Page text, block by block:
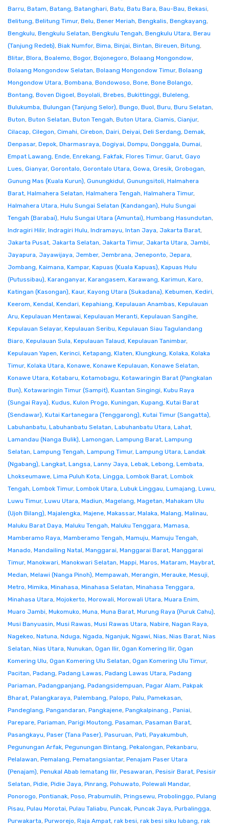
Barru, Batam, Batang, Batanghari, Batu, Batu Bara, Bau-Bau, Bekasi,
Belitung, Belitung Timur, Belu, Bener Meriah, Bengkalis, Bengkayang,
Bengkulu, Bengkulu Selatan, Bengkulu Tengah, Bengkulu Utara, Berau
(Tanjung Redeb), Biak Numfor, Bima, Binjai, Bintan, Bireuen, Bitung,
Blitar, Blora, Boalemo, Bogor, Bojonegoro, Bolaang Mongondow,
Bolaang Mongondow Selatan, Bolaang Mongondow Timur, Bolaang
Mongondow Utara, Bombana, Bondowoso, Bone, Bone Bolango,
Bontang, Boven Digoel, Boyolali, Brebes, Bukittinggi, Buleleng,
Bulukumba, Bulungan (Tanjung Selor), Bungo, Buol, Buru, Buru Selatan,
Buton, Buton Selatan, Buton Tengah, Buton Utara, Ciamis, Cianjur,
Cilacap, Cilegon, Cimahi, Cirebon, Dairi, Deiyai, Deli Serdang, Demak,
Denpasar, Depok, Dharmasraya, Dogiyai, Dompu, Donggala, Dumai,
Empat Lawang, Ende, Enrekang, Fakfak, Flores Timur, Garut, Gayo
Lues, Gianyar, Gorontalo, Gorontalo Utara, Gowa, Gresik, Grobogan,
Gunung Mas (Kuala Kurun), Gunungkidul, Gunungsitoli, Halmahera
Barat, Halmahera Selatan, Halmahera Tengah, Halmahera Timur,
Halmahera Utara, Hulu Sungai Selatan (Kandangan), Hulu Sungai
Tengah (Barabai), Hulu Sungai Utara (Amuntai), Humbang Hasundutan,
Indragiri Hilir, Indragiri Hulu, Indramayu, Intan Jaya, Jakarta Barat,
Jakarta Pusat, Jakarta Selatan, Jakarta Timur, Jakarta Utara, Jambi,
Jayapura, Jayawijaya, Jember, Jembrana, Jeneponto, Jepara,
Jombang, Kaimana, Kampar, Kapuas (Kuala Kapuas), Kapuas Hulu
(Putussibau), Karanganyar, Karangasem, Karawang, Karimun, Karo,
Katingan (Kasongan), Kaur, Kayong Utara (Sukadana), Kebumen, Kediri,
Keerom, Kendal, Kendari, Kepahiang, Kepulauan Anambas, Kepulauan
Aru, Kepulauan Mentawai, Kepulauan Meranti, Kepulauan Sangihe,
Kepulauan Selayar, Kepulauan Seribu, Kepulauan Siau Tagulandang
Biaro, Kepulauan Sula, Kepulauan Talaud, Kepulauan Tanimbar,
Kepulauan Yapen, Kerinci, Ketapang, Klaten, Klungkung, Kolaka, Kolaka
Timur, Kolaka Utara, Konawe, Konawe Kepulauan, Konawe Selatan,
Konawe Utara, Kotabaru, Kotamobagu, Kotawaringin Barat (Pangkalan
Bun), Kotawaringin Timur (Sampit), Kuantan Singingi, Kubu Raya
(Sungai Raya), Kudus, Kulon Progo, Kuningan, Kupang, Kutai Barat
(Sendawar), Kutai Kartanegara (Tenggarong), Kutai Timur (Sangatta),
Labuhanbatu, Labuhanbatu Selatan, Labuhanbatu Utara, Lahat,
Lamandau (Nanga Bulik), Lamongan, Lampung Barat, Lampung
Selatan, Lampung Tengah, Lampung Timur, Lampung Utara, Landak
(Ngabang), Langkat, Langsa, Lanny Jaya, Lebak, Lebong, Lembata,
Lhokseumawe, Lima Puluh Kota, Lingga, Lombok Barat, Lombok
Tengah, Lombok Timur, Lombok Utara, Lubuk Linggau, Lumajang, Luwu,
Luwu Timur, Luwu Utara, Madiun, Magelang, Magetan, Mahakam Ulu
(Ujoh Bilang), Majalengka, Majene, Makassar, Malaka, Malang, Malinau,
Maluku Barat Daya, Maluku Tengah, Maluku Tenggara, Mamasa,
Mamberamo Raya, Mamberamo Tengah, Mamuju, Mamuju Tengah,
Manado, Mandailing Natal, Manggarai, Manggarai Barat, Manggarai
Timur, Manokwari, Manokwari Selatan, Mappi, Maros, Mataram, Maybrat,
Medan, Melawi (Nanga Pinoh), Mempawah, Merangin, Merauke, Mesuji,
Metro, Mimika, Minahasa, Minahasa Selatan, Minahasa Tenggara,
Minahasa Utara, Mojokerto, Morowali, Morowali Utara, Muara Enim,
Muaro Jambi, Mukomuko, Muna, Muna Barat, Murung Raya (Puruk Cahu),
Musi Banyuasin, Musi Rawas, Musi Rawas Utara, Nabire, Nagan Raya,
Nagekeo, Natuna, Nduga, Ngada, Nganjuk, Ngawi, Nias, Nias Barat, Nias
Selatan, Nias Utara, Nunukan, Ogan Ilir, Ogan Komering Ilir, Ogan
Komering Ulu, Ogan Komering Ulu Selatan, Ogan Komering Ulu Timur,
Pacitan, Padang, Padang Lawas, Padang Lawas Utara, Padang
Pariaman, Padangpanjang, Padangsidempuan, Pagar Alam, Pakpak
Bharat, Palangkaraya, Palembang, Palopo, Palu, Pamekasan,
Pandeglang, Pangandaran, Pangkajene, Pangkalpinang., Paniai,
Parepare, Pariaman, Parigi Moutong, Pasaman, Pasaman Barat,
Pasangkayu, Paser (Tana Paser), Pasuruan, Pati, Payakumbuh,
Pegunungan Arfak, Pegunungan Bintang, Pekalongan, Pekanbaru,
Pelalawan, Pemalang, Pematangsiantar, Penajam Paser Utara
(Penajam), Penukal Abab lematang Ilir, Pesawaran, Pesisir Barat, Pesisir
Selatan, Pidie, Pidie Jaya, Pinrang, Pohuwato, Polewali Mandar,
Ponorogo, Pontianak, Poso, Prabumulih, Pringsewu, Probolinggo, Pulang
Pisau, Pulau Morotai, Pulau Taliabu, Puncak, Puncak Jaya, Purbalingga,
Purwakarta, Purworejo, Raja Ampat, rak besi, rak besi siku lubang, rak